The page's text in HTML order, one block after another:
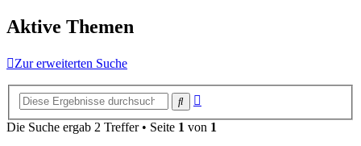
Aktive Themen
Zur erweiterten Suche
Suche
Die Suche ergab 2 Treffer • Seite 1 von 1